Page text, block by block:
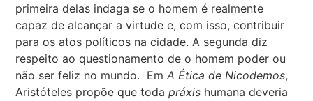
primeira delas indaga se o homem é realmente
capaz de alcançar a virtude e, com isso, contribuir
para os atos políticos na cidade. A segunda diz
respeito ao questionamento de o homem poder ou
não ser feliz no mundo. EmA Ética de Nicodemos,
Aristóteles propõe que todapráxis humana deveria